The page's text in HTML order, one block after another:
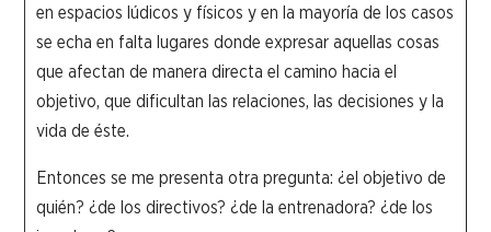
en espacios lúdicos y físicos y en la mayoría de los casos
se echa en falta lugares donde expresar aquellas cosas
que afectan de manera directa el camino hacia el
objetivo, que dificultan las relaciones, las decisiones y la
vida de éste.
Entonces se me presenta otra pregunta: ¿el objetivo de
quién? ¿de los directivos? ¿de la entrenadora? ¿de los